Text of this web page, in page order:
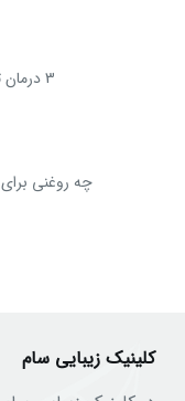
3 درمان ترکیبی تیرگی ناحیه بیکینی
چه روغنی
کلینیک زیبایی سام